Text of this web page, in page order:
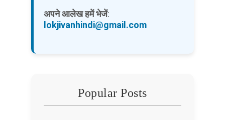
अपने आलेख हमें भेजें:
lokjivanhindi@gmail.com
Popular Posts